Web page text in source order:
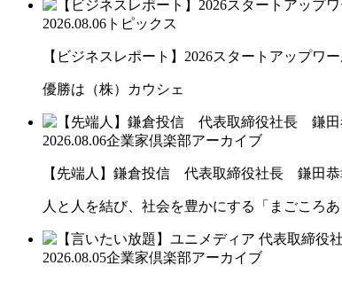
2026.08.06 トピックス
【ビジネスレポート】2026スタートアップワ
優勝は（株）カウシェ
2026.08.06企業家倶楽部アーカイブ
【先端人】鎌倉投信 代表取締役社長 鎌田
人と人を結び、社会を豊かにする「まごころ
2026.08.05企業家倶楽部アーカイブ